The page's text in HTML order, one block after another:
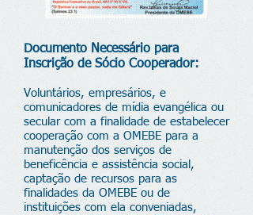
Documento Necessário para
Inscrição de Sócio Cooperador:
Voluntários, empresários, e
comunicadores de mídia evangélica ou
secular com a finalidade de estabelecer
cooperação com a OMEBE para a
manutenção dos serviços de
beneficência e assistência social,
captação de recursos para as
finalidades da OMEBE ou de
instituições com ela conveniadas,